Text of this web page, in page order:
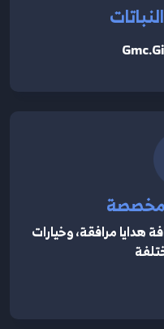
مخصصة
هدايا مرافقة، وخيارات